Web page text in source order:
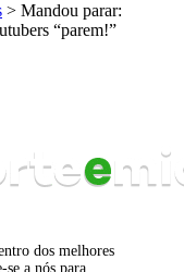
> Mandou parar:
“parem!”
dos melhores
a nós para